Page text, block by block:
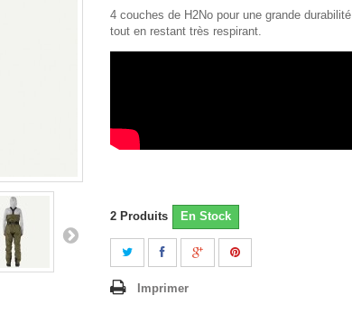
4 couches de H2No pour une grande durabilité
tout en restant très respirant.
2 Produits En Stock
Imprimer